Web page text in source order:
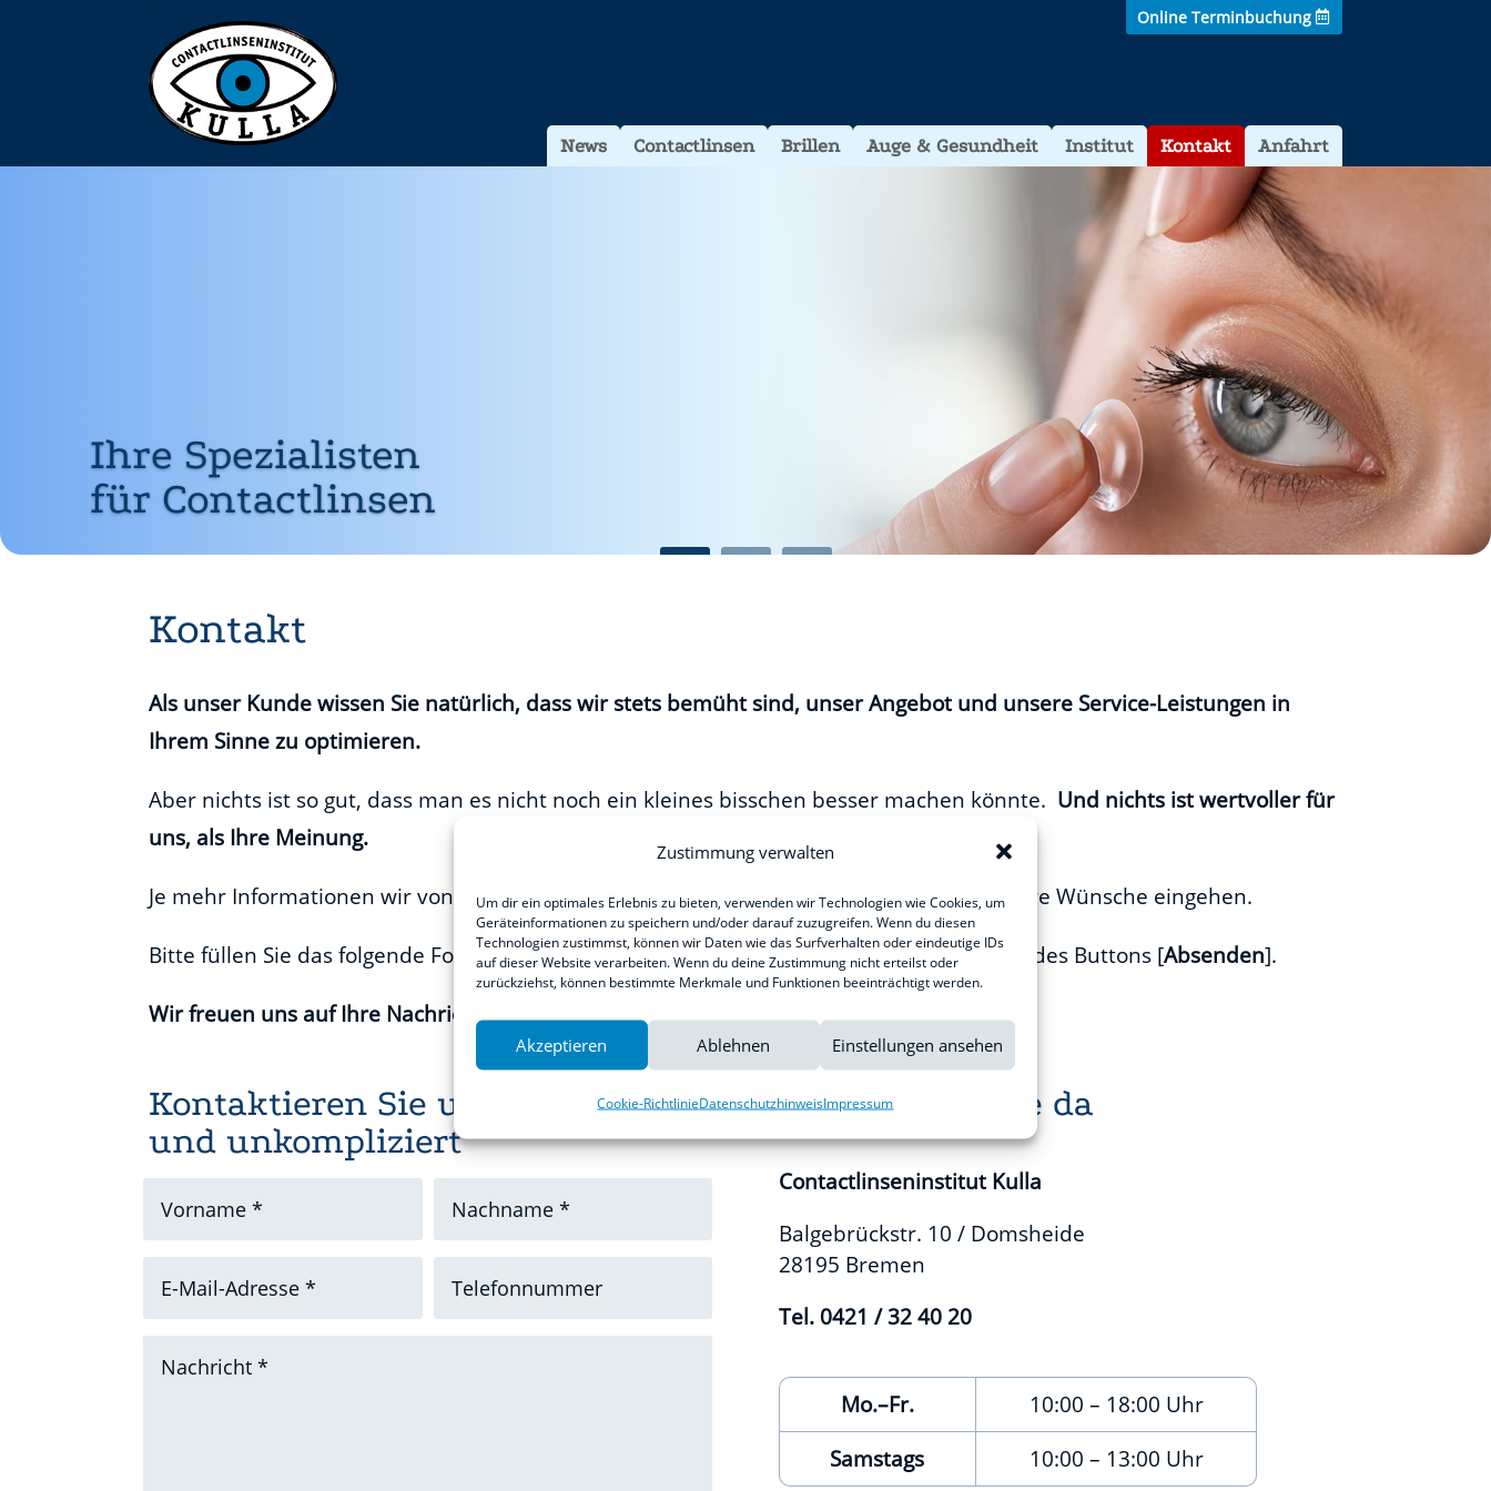
Zustimmung verwalten
Um dir ein optimales Erlebnis zu bieten, verwenden wir Technologien wie Cookies, um
Geräteinformationen zu speichern und/oder darauf zuzugreifen. Wenn du diesen
Technologien zustimmst, können wir Daten wie das Surfverhalten oder eindeutige IDs
auf dieser Website verarbeiten. Wenn du deine Zustimmung nicht erteilst oder
zurückziehst, können bestimmte Merkmale und Funktionen beeinträchtigt werden.
Akzeptieren Ablehnen Einstellungen ansehen
Cookie-RichtlinieDatenschutzhinweisImpressum
News Contactlinsen Brillen Auge & Gesundheit Institut Kontakt Anfahrt
Online Terminbuchung
Ihre Spezialisten
für Contactlinsen
Kontakt
Als unser Kunde wissen Sie natürlich, dass wir stets bemüht sind, unser Angebot und unsere Service-Leistungen in
Ihrem Sinne zu optimieren.
Aber nichts ist so gut, dass man es nicht noch ein kleines bisschen besser machen könnte. Und nichts ist wertvoller für
uns, als Ihre Meinung.
Je mehr Informationen wir von Ihnen bekommen, desto besser können wir künftig auf Ihre Wünsche eingehen.
Bitte füllen Sie das folgende Formular vollständig aus und versenden es durch Anklicken des Buttons [Absenden].
Wir freuen uns auf Ihre Nachricht
Kontaktieren Sie uns – schnell
und unkompliziert
Wir sind für Sie da
Contactlinseninstitut Kulla
Balgebrückstr. 10 / Domsheide
28195 Bremen
Tel. 0421 / 32 40 20
Mo.–Fr.
10:00 – 18:00 Uhr
Samstags
10:00 – 13:00 Uhr